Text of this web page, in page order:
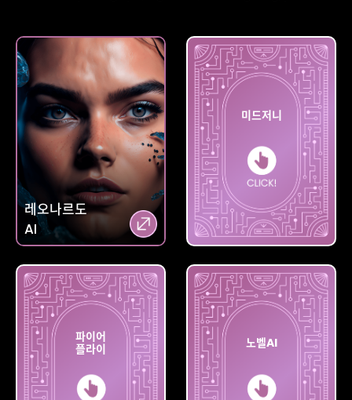
레오나르도
AI
레오나르도
AI
미드저니
미드저니
파이어
플라이
노벨AI